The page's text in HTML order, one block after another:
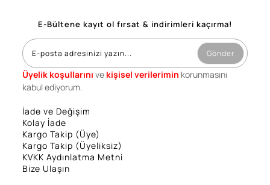
E-Bültene kayıt ol fırsat & indirimleri kaçırma!
Gönder
Üyelik koşullarını ve kişisel verilerimin korunmasını
kabul ediyorum.
İade ve Değişim
Kolay İade
Kargo Takip (Üye)
Kargo Takip (Üyeliksiz)
KVKK Aydınlatma Metni
Bize Ulaşın